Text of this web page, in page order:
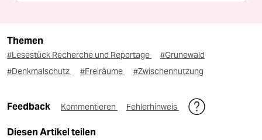
Themen
#Lesestück Recherche und Reportage
#Grunewald
#Denkmalschutz
#Freiräume #Zwischennutzung
Feedback Kommentieren Fehlerhinweis
Diesen Artikel teilen